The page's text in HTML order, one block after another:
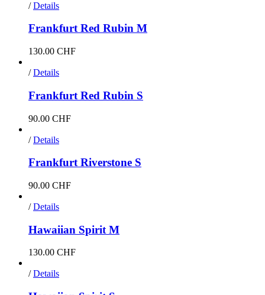
/ Details
Frankfurt Red Rubin M
130.00 CHF
/ Details
Frankfurt Red Rubin S
90.00 CHF
/ Details
Frankfurt Riverstone S
90.00 CHF
/ Details
Hawaiian Spirit M
130.00 CHF
/ Details